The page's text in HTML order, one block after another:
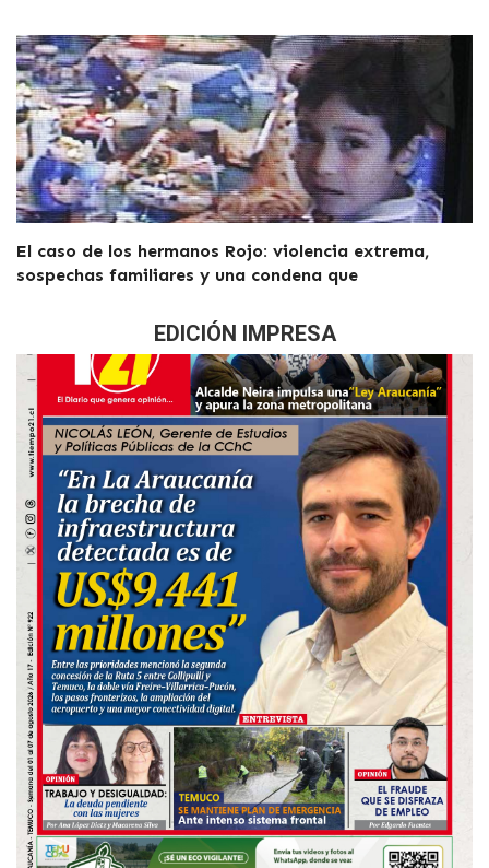
El caso de los hermanos Rojo: violencia extrema,
sospechas familiares y una condena que
EDICIÓN IMPRESA